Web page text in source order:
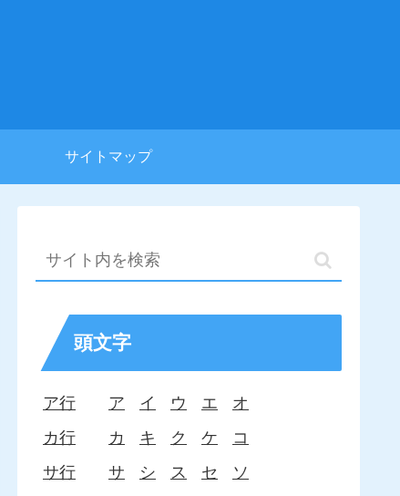
サイトマップ
頭文字
ア行 ア イ ウ エ
オ
カ行
カ キ ク ケ
コ
サ行
サ シ ス セ
ソ